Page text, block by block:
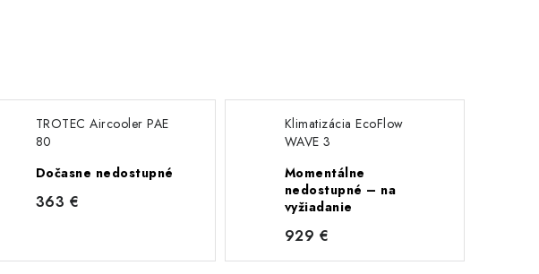
TROTEC Aircooler PAE
80
Dočasne nedostupné
363 €
Klimatizácia EcoFlow
WAVE 3
Momentálne
nedostupné – na
vyžiadanie
929 €